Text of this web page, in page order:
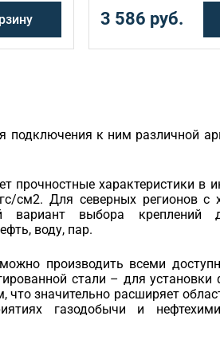
3 586 руб.
к ним различной
прочностные характеристики в
см2. Для северных регионов
выбора креплений
воду, пар.
производить всеми
стали – для установки
значительно расширяет
газодобычи и